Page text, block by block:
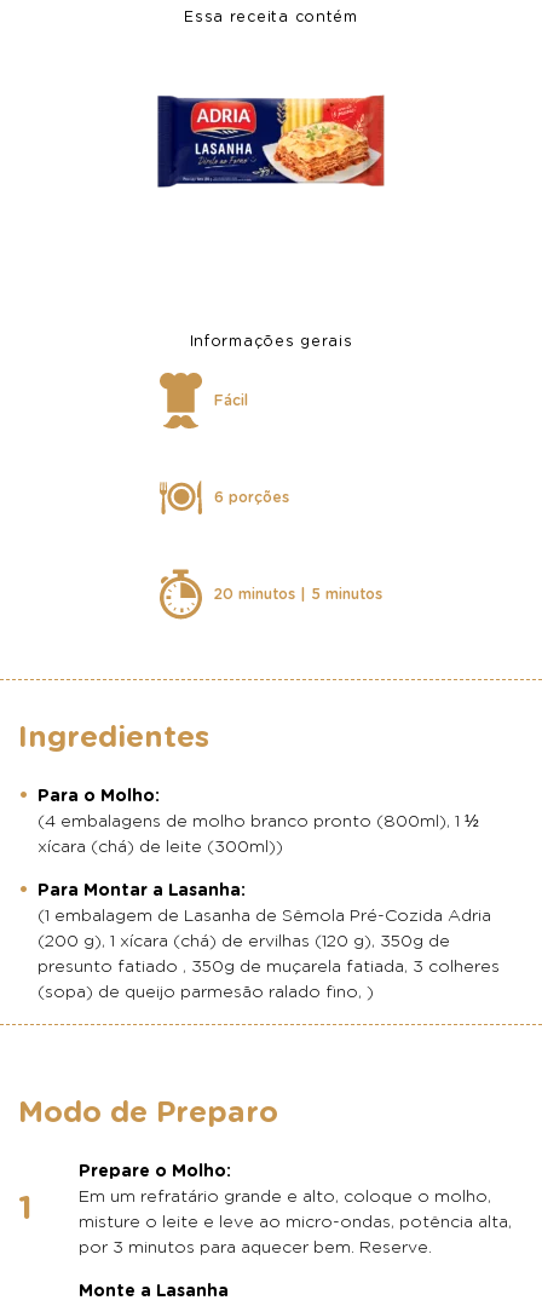
Essa receita contém
Informações gerais
Fácil
6 porções
20 minutos | 5 minutos
Ingredientes
Para o Molho:
(4 embalagens de molho branco pronto (800ml), 1 ½
xícara (chá) de leite (300ml))
Para Montar a Lasanha:
(1 embalagem de Lasanha de Sêmola Pré-Cozida Adria
(200 g), 1 xícara (chá) de ervilhas (120 g), 350g de
presunto fatiado , 350g de muçarela fatiada, 3 colheres
(sopa) de queijo parmesão ralado fino, )
Modo de Preparo
Prepare o Molho:
Em um refratário grande e alto, coloque o molho,
misture o leite e leve ao micro-ondas, potência alta,
por 3 minutos para aquecer bem. Reserve.
Monte a Lasanha